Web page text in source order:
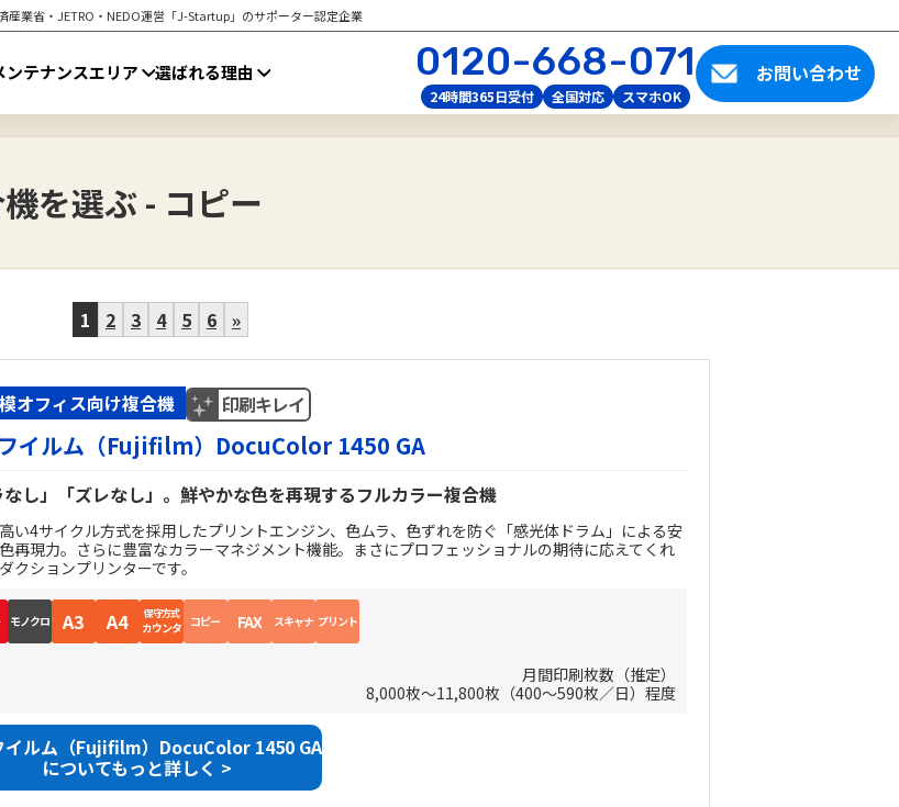
業省・JETRO・NEDO運営「J-Startup」のサポーター認定企業
ンテナンスエリア 選ばれる理由 0120-668-071
24時間365日受付 全国対応 スマホOK
お問い合わせ
を選ぶ - コピー
1 2 3 4 5 6 »
オフィス向け複合機 印刷キレイ
イルム（Fujifilm）DocuColor 1450 GA
なし」「ズレなし」。鮮やかな色を再現するフルカラー複合機
い4サイクル方式を採用したプリントエンジン、色ムラ、色ずれを防ぐ「感光体ドラム」による安
再現力。さらに豊富なカラーマネジメント機能。まさにプロフェッショナルの期待に応えてくれ
クションプリンターです。
モノクロ A3 A4 保守方式
カウンタ コピー FAX スキャナ プリント
月間印刷枚数（推定）
8,000枚～11,800枚（400～590枚／日）程度
イルム（Fujifilm）DocuColor 1450 GA
についてもっと詳しく >